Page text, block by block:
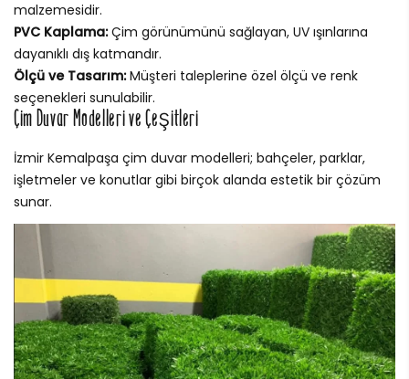
malzemesidir.
PVC Kaplama:Çim görünümünü sağlayan, UV ışınlarına
dayanıklı dış katmandır.
Ölçü ve Tasarım:Müşteri taleplerine özel ölçü ve renk
seçenekleri sunulabilir.
Çim Duvar Modelleri ve Çeşitleri
İzmir Kemalpaşa çim duvar modelleri; bahçeler, parklar,
işletmeler ve konutlar gibi birçok alanda estetik bir çözüm
sunar.